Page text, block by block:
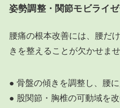
姿勢調整・関節モビライ
腰痛の根本改善には、腰だ
きを整えることが欠かせませ
● 骨盤の傾きを調整し、腰
● 股関節・胸椎の可動域を